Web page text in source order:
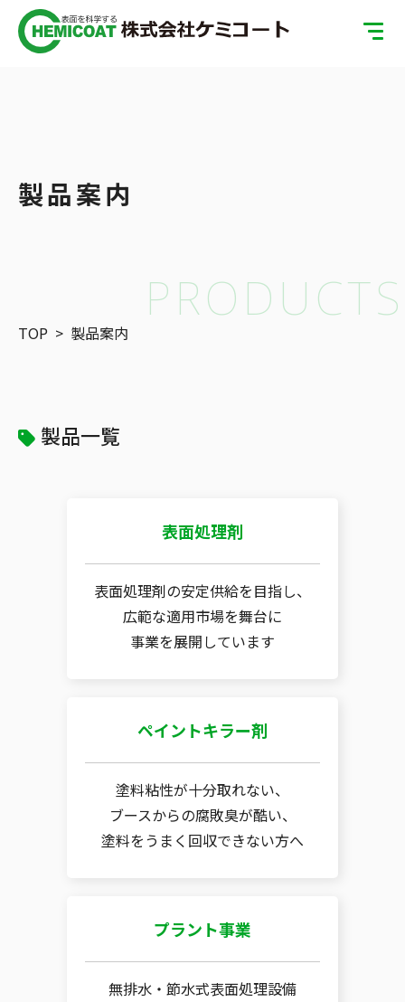
表面処理の基礎知識
PRODUCTS
製品案内
TOP > 製品案内
製品一覧
表面処理剤
表面処理剤の安定供給を目指し、
広範な適用市場を舞台に
事業を展開しています
ペイントキラー剤
塗料粘性が十分取れない、
ブースからの腐敗臭が酷い、
塗料をうまく回収できない方へ
プラント事業
無排水・節水式表面処理設備